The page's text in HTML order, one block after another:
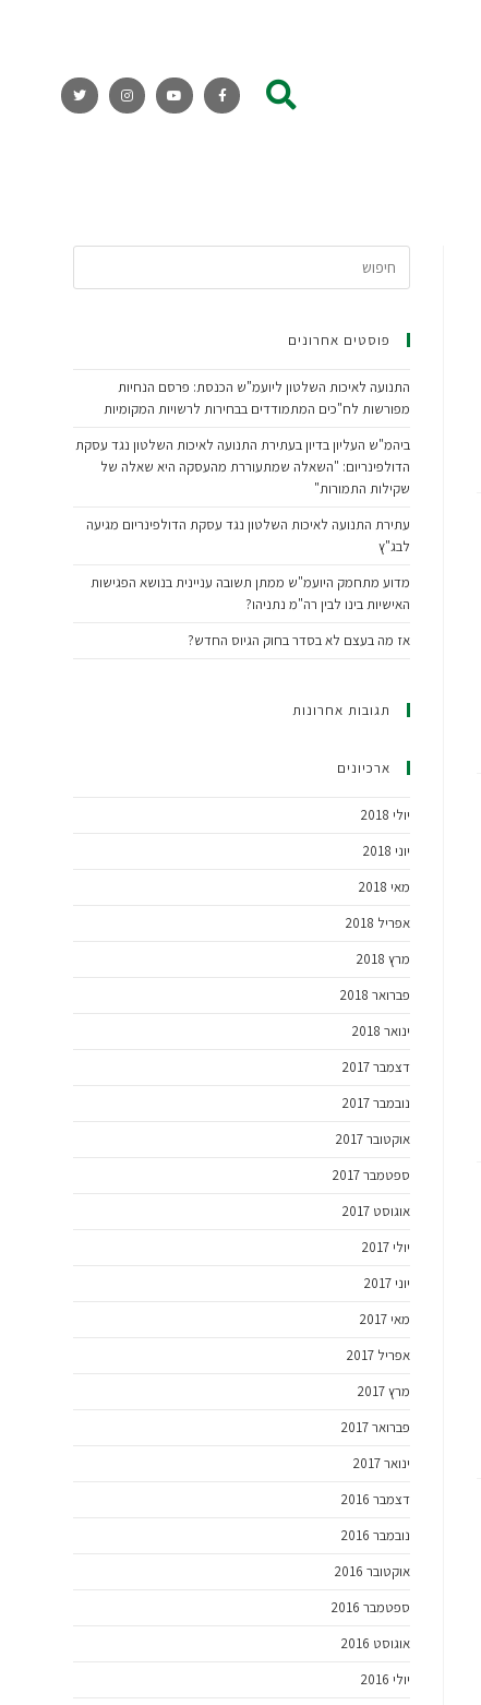
פוסטים אחרונים
התנועה לאיכות השלטון ליועמ"ש הכנסת: פרסם הנחיות
מפורשות לח"כים המתמודדים בבחירות לרשויות המקומיות
ביהמ"ש העליון בדיון בעתירת התנועה לאיכות השלטון נגד עסקת
הדולפינריום: "השאלה שמתעוררת מהעסקה היא שאלה של
שקילות התמורות"
עתירת התנועה לאיכות השלטון נגד עסקת הדולפינריום מגיעה
לבג"ץ
מדוע מתחמק היועמ"ש ממתן תשובה עניינית בנושא הפגישות
האישיות בינו לבין רה"מ נתניהו?
אז מה בעצם לא בסדר בחוק הגיוס החדש?
תגובות אחרונות
ארכיונים
יולי 2018
יוני 2018
מאי 2018
אפריל 2018
מרץ 2018
פברואר 2018
ינואר 2018
דצמבר 2017
נובמבר 2017
אוקטובר 2017
ספטמבר 2017
אוגוסט 2017
יולי 2017
יוני 2017
מאי 2017
אפריל 2017
מרץ 2017
פברואר 2017
ינואר 2017
דצמבר 2016
נובמבר 2016
אוקטובר 2016
ספטמבר 2016
אוגוסט 2016
יולי 2016